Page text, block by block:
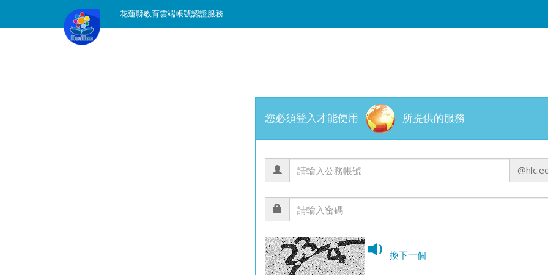
花蓮縣教育雲端帳號認證服務
您必須登入才能使用 所提供的服務
換下一個